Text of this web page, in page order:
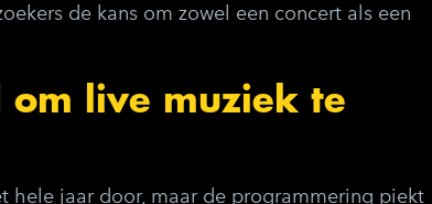
de kans om zowel een concert als een
om live muziek te
hele jaar door, maar de programmering piekt